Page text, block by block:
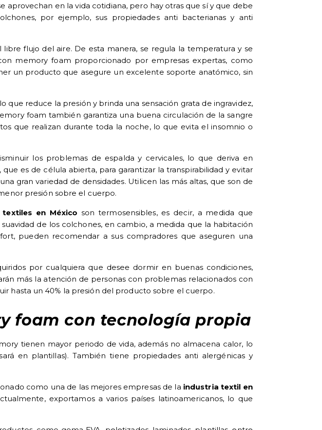
aprovechan en la vida cotidiana, pero hay otras que sí y que debe
por ejemplo, sus propiedades anti bacterianas y anti
flujo del aire. De esta manera, se regula la temperatura y se
memory foam proporcionado por empresas expertas, como
un producto que asegure un excelente soporte anatómico, sin
reduce la presión y brinda una sensación grata de ingravidez,
foam también garantiza una buena circulación de la sangre
que realizan durante toda la noche, lo que evita el insomnio o
los problemas de espalda y cervicales, lo que deriva en
es de célula abierta, para garantizar la transpirabilidad y evitar
gran variedad de densidades. Utilicen las más altas, que son de
presión sobre el cuerpo.
textiles en México son termosensibles, es decir, a medida que
de los colchones, en cambio, a medida que la habitación
pueden recomendar a sus compradores que aseguren una
por cualquiera que desee dormir en buenas condiciones,
más la atención de personas con problemas relacionados con
hasta un 40% la presión del producto sobre el cuerpo.
foam con tecnología propia
tienen mayor periodo de vida, además no almacena calor, lo
en plantillas). También tiene propiedades anti alergénicas y
como una de las mejores empresas de la industria textil en
exportamos a varios países latinoamericanos, lo que